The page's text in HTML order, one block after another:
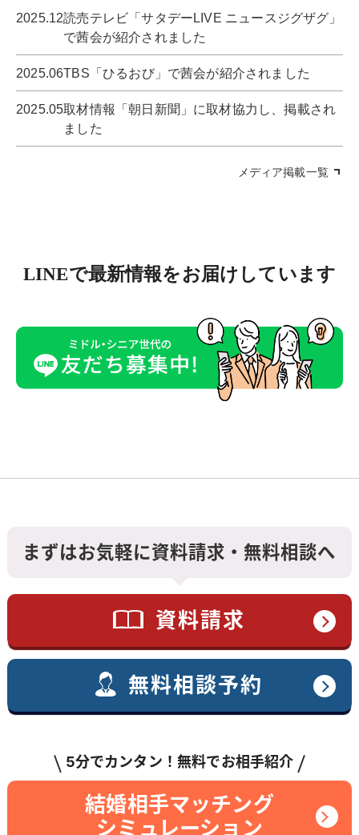
2025.12読売テレビ「サタデーLIVE ニュースジグザグ」
で茜会が紹介されました
2025.06TBS「ひるおび」で茜会が紹介されました
2025.05取材情報「朝日新聞」に取材協力し、掲載され
ました
メディア掲載一覧
LINEで最新情報をお届けしています
まずはお気軽に資料請求・無料相談へ
資料請求
無料相談予約
5分でカンタン！無料でお相手紹介
結婚相手マッチング
シミュレーション